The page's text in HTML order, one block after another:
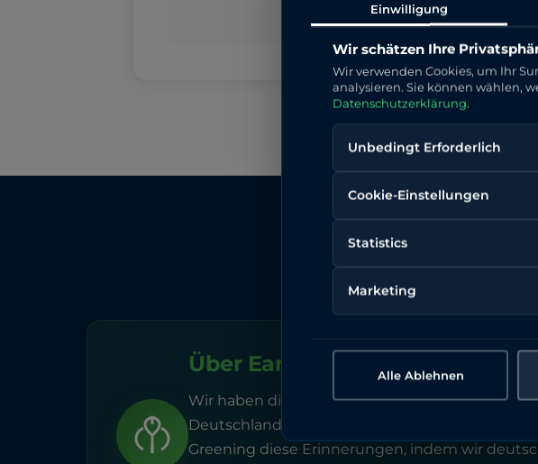
Sichere Zahlung über Stripe
Über Earth Greening
Wir haben dies begonnen, um ein
Deutschland von morgen. Geboren aus einer
Greening diese Erinnerungen, indem wir
Einwilligung
Wir schätzen Ihre
Wir verwenden Cookies, um Ihr
analysieren. Sie können wählen,
Datenschutzerklärung.
Unbedingt Erforderlich
Cookie-Einstellungen
Statistics
Marketing
Alle Ablehnen